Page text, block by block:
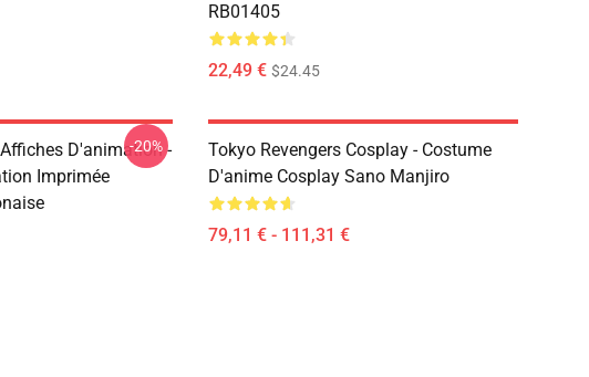
RB01405
22,49 € $24.45
D'animation -
Imprimée
-20%
Tokyo Revengers Cosplay - Costume
D'anime Cosplay Sano Manjiro
79,11 € - 111,31 €